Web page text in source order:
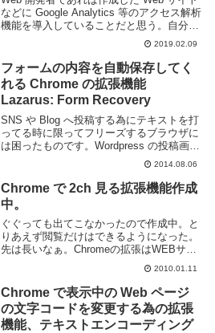
などに Google Analytics 等のアクセス解析
機能を導入していることだと思う。自分の
Web サイトもほぼ全てで Google Analytics
を利用している。しかし、自分がアク...
2019.02.09
フォームの内容を自動保存してく
れる Chrome の拡張機能
Lazarus: Form Recovery
SNS や Blog へ投稿する為にテキストを打
ってる時に限ってフリーズするブラウザに
は困ったものです。Wordpress の投稿画面
のように自動保存してくれれば良いがそう
でない Web サイトも多い。フリーズなど
して書いたものが消えてしま...
2014.08.06
Chrome で 2ch 見る拡張機能作成
中。
ぐぐっても出てこなかったので作成中。と
りあえず閲覧だけはできるようになった。
先は長いなぁ。Chromeの拡張はWEBサイ
トを作る様な感じで、HTML+JavaScriptで
作れるのでらくちんです。クロスブラウザ
考える必要無いですし。どうせな...
2010.01.11
Chrome で表示中の Web ページ
の文字コードを変更する為の拡張
機能、テキストエンコーディング